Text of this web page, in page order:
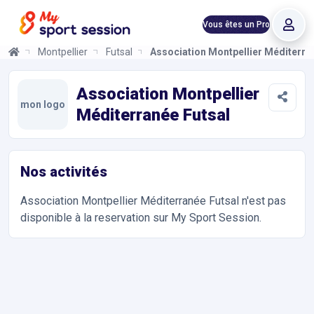
Vous êtes un Pro
Montpellier Futsal Association Montpellier
mon logo
Association Montpellier
Méditerranée Futsal
Nos activités
Association Montpellier Méditerranée Futsal n'est pas
disponible à la reservation sur My Sport Session.